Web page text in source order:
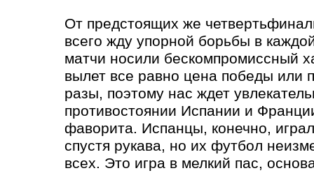
От предстоящих же
всего жду упорной борьбы в
матчи носили бескомпромиссный
вылет все равно цена победы или
разы, поэтому нас ждет
противостоянии Испании и
фаворита. Испанцы, конечно,
спустя рукава, но их футбол
всех. Это игра в мелкий пас,